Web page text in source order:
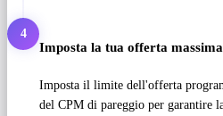
4
Imposta la tua offerta
Imposta il limite dell'offerta
del CPM di pareggio per garantire